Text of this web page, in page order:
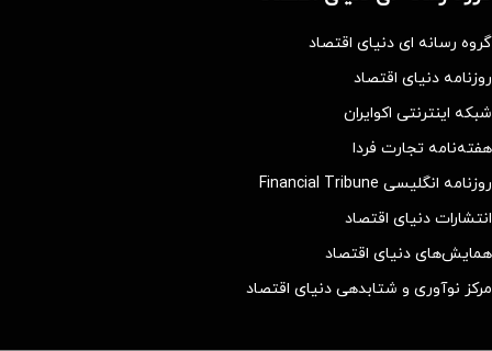
گروه رسانه ای دنیای اقتصاد
روزنامه دنیای اقتصاد
شبکه اینترنتی اکوایران
هفته‌نامه تجارت فردا
روزنامه انگلیسی Financial Tribune
انتشارات دنیای اقتصاد
همایش‌های دنیای اقتصاد
مرکز نوآوری و شتابدهی دنیای اقتصاد